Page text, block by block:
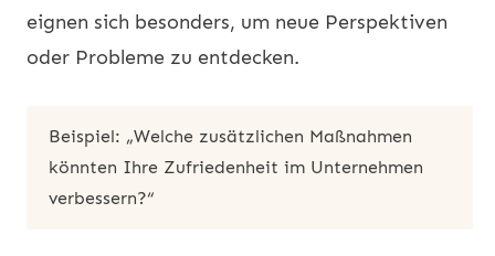
eignen sich besonders, um neue Perspektiven
oder Probleme zu entdecken.
Beispiel: „Welche zusätzlichen Maßnahmen
könnten Ihre Zufriedenheit im Unternehmen
verbessern?“